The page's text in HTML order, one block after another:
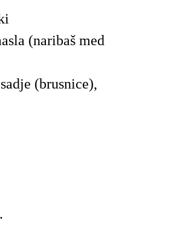
(naribaš med
(brusnice),